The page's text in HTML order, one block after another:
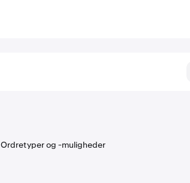
Ordretyper og -muligheder